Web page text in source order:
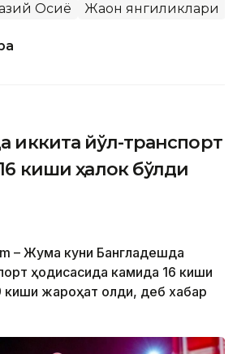
Осиё Жаҳон янгиликлари
иккита йўл-транспорт
киши ҳалок бўлди
– Жума куни Бангладешда
ҳодисасида камида 16 киши
киши жароҳат олди, деб хабар